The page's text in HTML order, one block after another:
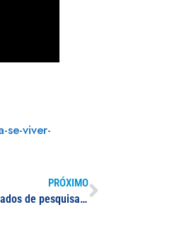
se-viver-
PRÓXIMO
Professor da UNIFAL-MG apresenta em entrevista principais resultados de pesquisa sobre identidade sul-mineira